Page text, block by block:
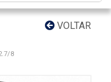
VOLTAR
8